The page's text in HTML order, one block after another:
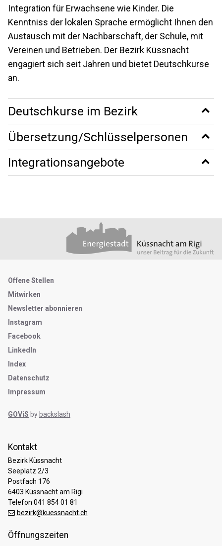
Integration für Erwachsene wie Kinder. Die
Kenntniss der lokalen Sprache ermöglicht Ihnen den
Austausch mit der Nachbarschaft, der Schule, mit
Vereinen und Betrieben. Der Bezirk Küssnacht
engagiert sich seit Jahren und bietet Deutschkurse
an.
Deutschkurse im Bezirk
Übersetzung/Schlüsselpersonen
Integrationsangebote
Kontakt
Bezirk Küssnacht
Seeplatz 2/3
Postfach 176
6403 Küssnacht am Rigi
Telefon 041 854 01 81
bezirk@kuessnacht.ch
Öffnungszeiten
Metanavigation
Offene Stellen
Mitwirken
Newsletter abonnieren
Instagram
Facebook
LinkedIn
Index
Datenschutz
Impressum
GOViS by backslash